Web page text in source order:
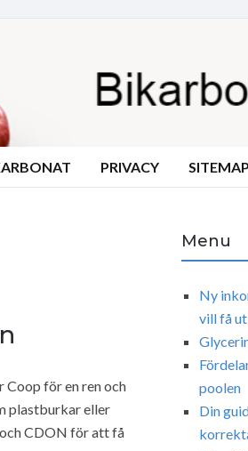
PRIVACY SITEMAP
för en ren och
plastburkar eller
CDON för att få
Menu
Ny
vill få
poolen
Din